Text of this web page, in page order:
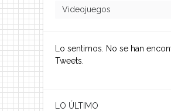
Videojuegos
Lo sentimos. No se han
Tweets.
LO ÚLTIMO